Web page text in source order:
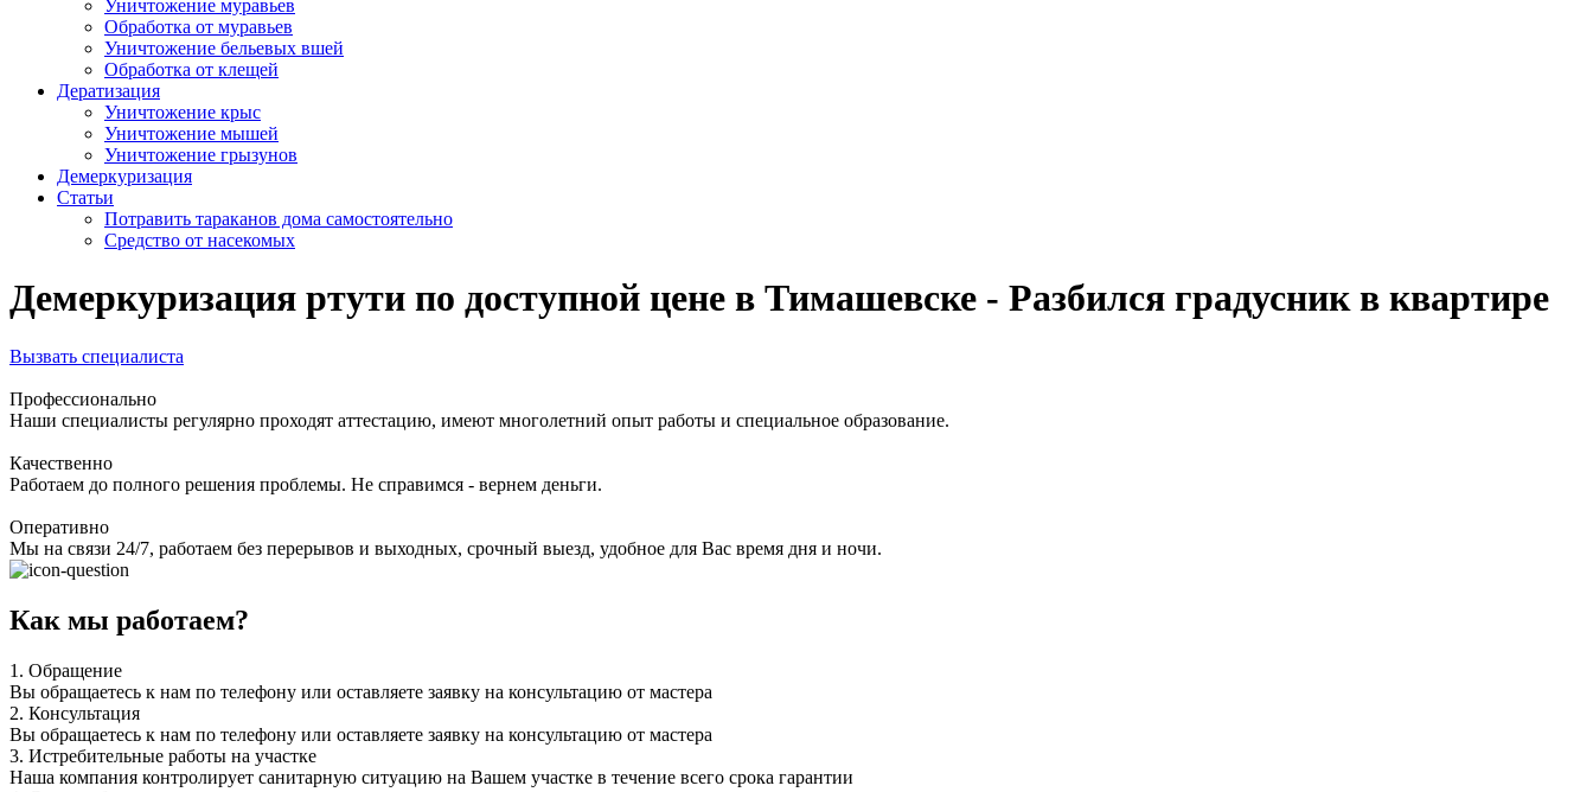
Уничтожение муравьев
Обработка от муравьев
Уничтожение бельевых вшей
Обработка от клещей
Дератизация
Уничтожение крыс
Уничтожение мышей
Уничтожение грызунов
Демеркуризация
Статьи
Потравить тараканов дома самостоятельно
Средство от насекомых
Демеркуризация ртути по доступной цене в Тимашевске - Разбился градусник в квартире
Вызвать специалиста
Профессионально
Наши специалисты регулярно проходят аттестацию, имеют многолетний опыт работы и специальное образование.
Качественно
Работаем до полного решения проблемы. Не справимся - вернем деньги.
Оперативно
Мы на связи 24/7, работаем без перерывов и выходных, срочный выезд, удобное для Вас время дня и ночи.
Как мы работаем?
1. Обращение
Вы обращаетесь к нам по телефону или оставляете заявку на консультацию от мастера
2. Консультация
Вы обращаетесь к нам по телефону или оставляете заявку на консультацию от мастера
3. Истребительные работы на участке
Наша компания контролирует санитарную ситуацию на Вашем участке в течение всего срока гарантии